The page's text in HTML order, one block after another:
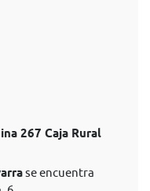
267 Caja Rural
se encuentra